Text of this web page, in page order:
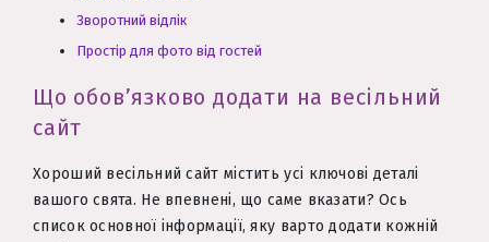
Зворотний відлік
Простір для фото від гостей
Що обов’язково додати на весільний
сайт
Хороший весільний сайт містить усі ключові деталі
вашого свята. Не впевнені, що саме вказати? Ось
список основної інформації, яку варто додати кожній